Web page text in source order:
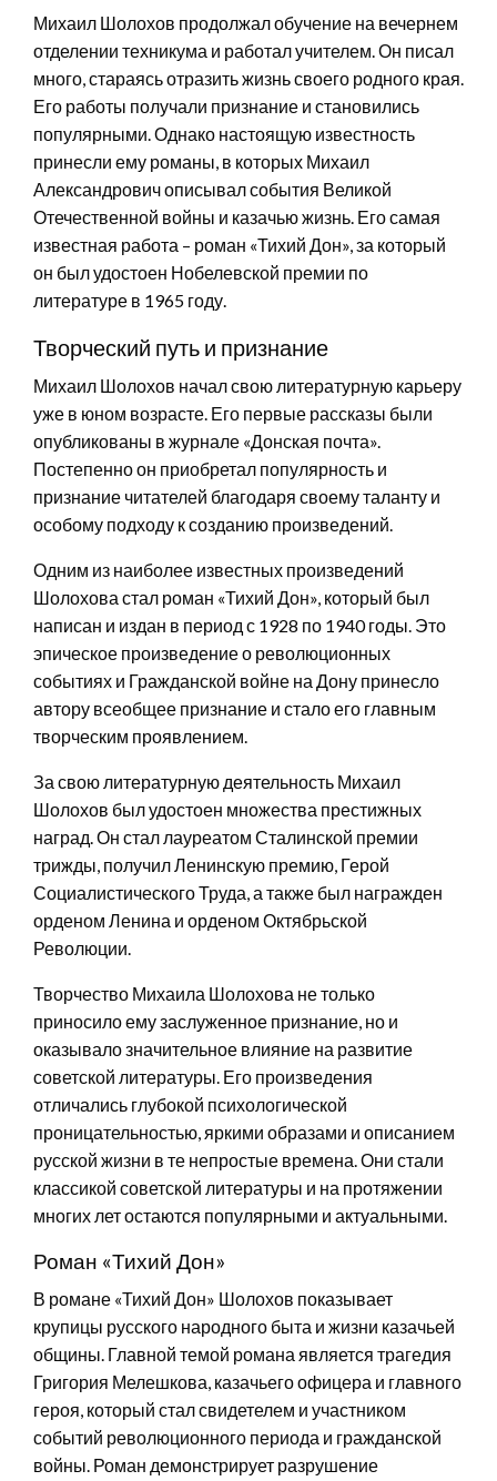
Михаил Шолохов продолжал обучение на вечернем
отделении техникума и работал учителем. Он писал
много, стараясь отразить жизнь своего родного края.
Его работы получали признание и становились
популярными. Однако настоящую известность
принесли ему романы, в которых Михаил
Александрович описывал события Великой
Отечественной войны и казачью жизнь. Его самая
известная работа – роман «Тихий Дон», за который
он был удостоен Нобелевской премии по
литературе в 1965 году.
Творческий путь и признание
Михаил Шолохов начал свою литературную карьеру
уже в юном возрасте. Его первые рассказы были
опубликованы в журнале «Донская почта».
Постепенно он приобретал популярность и
признание читателей благодаря своему таланту и
особому подходу к созданию произведений.
Одним из наиболее известных произведений
Шолохова стал роман «Тихий Дон», который был
написан и издан в период с 1928 по 1940 годы. Это
эпическое произведение о революционных
событиях и Гражданской войне на Дону принесло
автору всеобщее признание и стало его главным
творческим проявлением.
За свою литературную деятельность Михаил
Шолохов был удостоен множества престижных
наград. Он стал лауреатом Сталинской премии
трижды, получил Ленинскую премию, Герой
Социалистического Труда, а также был награжден
орденом Ленина и орденом Октябрьской
Революции.
Творчество Михаила Шолохова не только
приносило ему заслуженное признание, но и
оказывало значительное влияние на развитие
советской литературы. Его произведения
отличались глубокой психологической
проницательностью, яркими образами и описанием
русской жизни в те непростые времена. Они стали
классикой советской литературы и на протяжении
многих лет остаются популярными и актуальными.
Роман «Тихий Дон»
В романе «Тихий Дон» Шолохов показывает
крупицы русского народного быта и жизни казачьей
общины. Главной темой романа является трагедия
Григория Мелешкова, казачьего офицера и главного
героя, который стал свидетелем и участником
событий революционного периода и гражданской
войны. Роман демонстрирует разрушение